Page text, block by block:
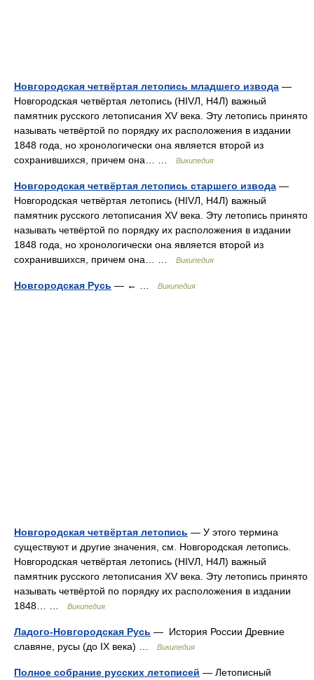
Новгородская четвёртая летопись младшего извода —
Новгородская четвёртая летопись (НIVЛ, Н4Л) важный
памятник русского летописания XV века. Эту летопись принято
называть четвёртой по порядку их расположения в издании
1848 года, но хронологически она является второй из
сохранившихся, причем она… …
Википедия
Новгородская четвёртая летопись старшего извода —
Новгородская четвёртая летопись (НIVЛ, Н4Л) важный
памятник русского летописания XV века. Эту летопись принято
называть четвёртой по порядку их расположения в издании
1848 года, но хронологически она является второй из
сохранившихся, причем она… …
Википедия
Новгородская Русь — ← … Википедия
Новгородская четвёртая летопись — У этого термина
существуют и другие значения, см. Новгородская летопись.
Новгородская четвёртая летопись (HIVЛ, Н4Л) важный
памятник русского летописания XV века. Эту летопись принято
называть четвёртой по порядку их расположения в издании
1848… …
Википедия
Ладого-Новгородская Русь — История России Древние
славяне, русы (до IX века) …
Википедия
Полное собрание русских летописей — Летописный